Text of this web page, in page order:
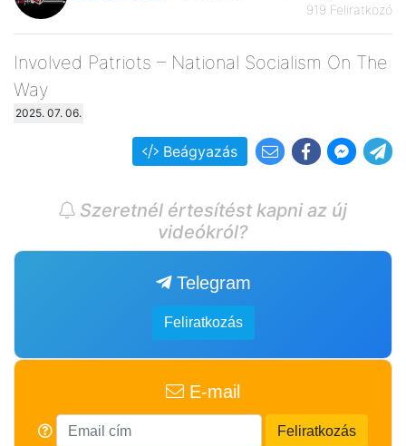
919 Feliratkozó
Involved Patriots – National Socialism On The
Way
2025. 07. 06.
Beágyazás
Szeretnél értesítést kapni az új
videókról?
Telegram
Feliratkozás
E-mail
Feliratkozás